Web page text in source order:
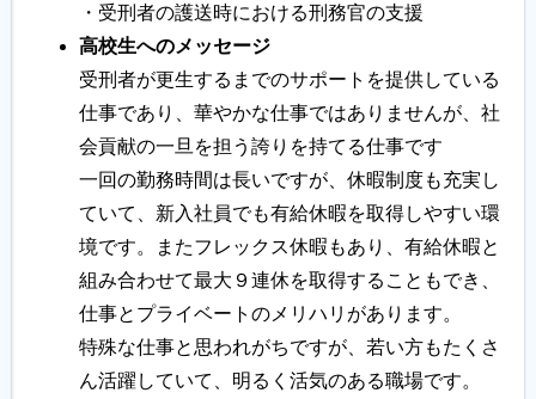
・受刑者の護送時における刑務官の支援
高校生へのメッセージ
受刑者が更生するまでのサポートを提供している
仕事であり、華やかな仕事ではありませんが、社
会貢献の一旦を担う誇りを持てる仕事です
一回の勤務時間は長いですが、休暇制度も充実し
ていて、新入社員でも有給休暇を取得しやすい環
境です。またフレックス休暇もあり、有給休暇と
組み合わせて最大９連休を取得することもでき、
仕事とプライベートのメリハリがあります。
特殊な仕事と思われがちですが、若い方もたくさ
ん活躍していて、明るく活気のある職場です。